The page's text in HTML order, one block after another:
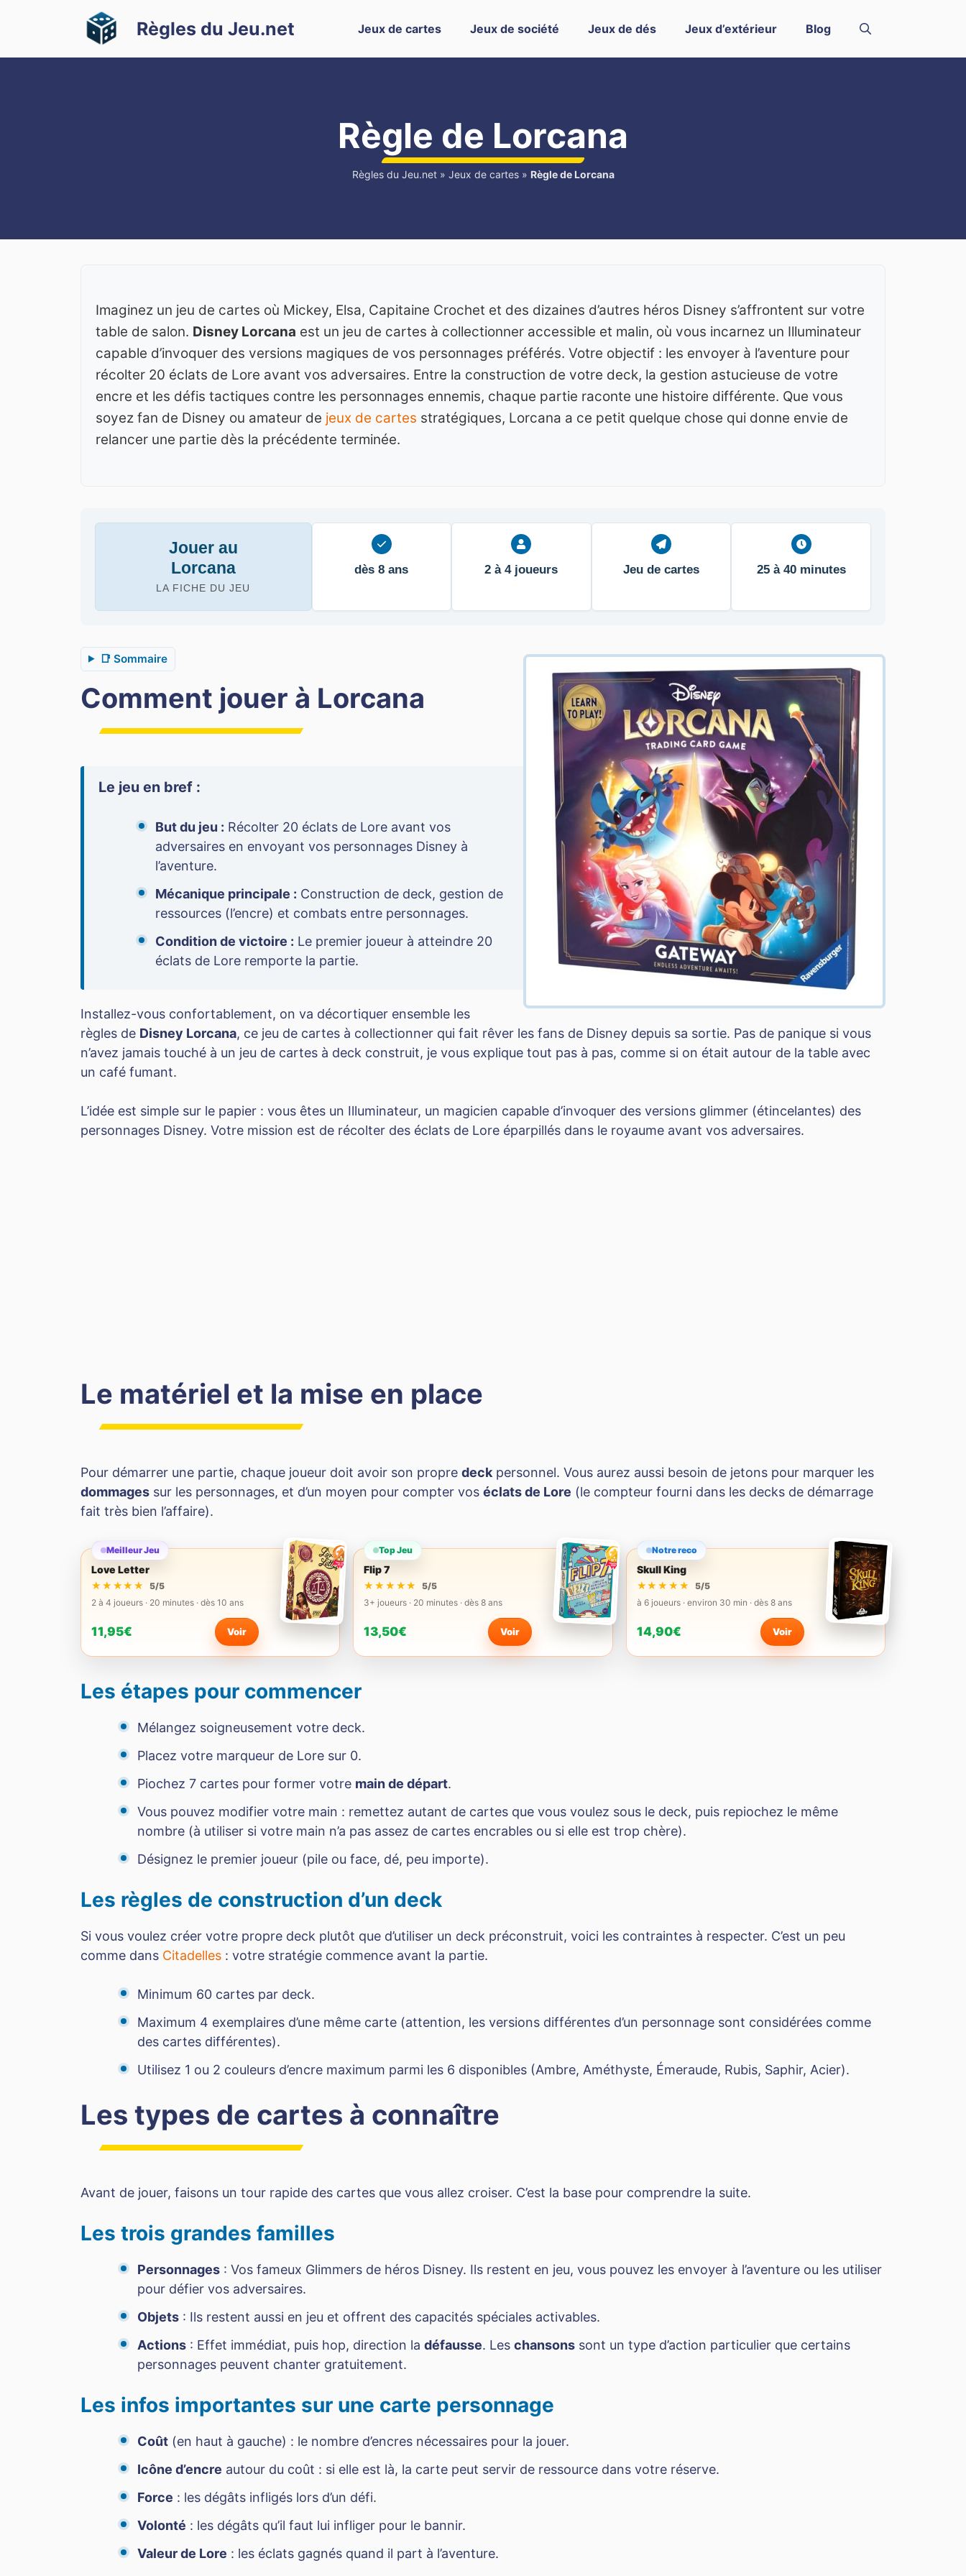
Règles du Jeu.net Jeux de cartes Jeux de société Jeux de dés Jeux d’extérieur Blog
Règle de Lorcana
Règles du Jeu.net» Jeux de cartes» Règle de Lorcana
Imaginez un jeu de cartes où Mickey, Elsa, Capitaine Crochet et des dizaines d’autres héros Disney s’affrontent sur votre
table de salon. Disney Lorcana est un jeu de cartes à collectionner accessible et malin, où vous incarnez un Illuminateur
capable d’invoquer des versions magiques de vos personnages préférés. Votre objectif : les envoyer à l’aventure pour
récolter 20 éclats de Lore avant vos adversaires. Entre la construction de votre deck, la gestion astucieuse de votre
encre et les défis tactiques contre les personnages ennemis, chaque partie raconte une histoire différente. Que vous
soyez fan de Disney ou amateur de jeux de cartes stratégiques, Lorcana a ce petit quelque chose qui donne envie de
relancer une partie dès la précédente terminée.
Jouer au
Lorcana
LA FICHE DU JEU
dès 8 ans 2 à 4 joueurs Jeu de cartes 25 à 40 minutes
📑 Sommaire
Comment jouer à Lorcana
Le jeu en bref :
But du jeu : Récolter 20 éclats de Lore avant vos
adversaires en envoyant vos personnages Disney à
l’aventure.
Mécanique principale : Construction de deck, gestion de
ressources (l’encre) et combats entre personnages.
Condition de victoire : Le premier joueur à atteindre 20
éclats de Lore remporte la partie.
Installez-vous confortablement, on va décortiquer ensemble les
règles de Disney Lorcana, ce jeu de cartes à collectionner qui fait rêver les fans de Disney depuis sa sortie. Pas de panique si vous
n’avez jamais touché à un jeu de cartes à deck construit, je vous explique tout pas à pas, comme si on était autour de la table avec
un café fumant.
L’idée est simple sur le papier : vous êtes un Illuminateur, un magicien capable d’invoquer des versions glimmer (étincelantes) des
personnages Disney. Votre mission est de récolter des éclats de Lore éparpillés dans le royaume avant vos adversaires.
Le matériel et la mise en place
Pour démarrer une partie, chaque joueur doit avoir son propre deck personnel. Vous aurez aussi besoin de jetons pour marquer les
dommages sur les personnages, et d’un moyen pour compter vos éclats de Lore (le compteur fourni dans les decks de démarrage
fait très bien l’affaire).
Meilleur Jeu
Love Letter
★★★★★
★★★★★
5/5
2 à 4 joueurs · 20 minutes · dès 10 ans
11,95€ Voir
Top Jeu
Flip 7
★★★★★
★★★★★
5/5
3+ joueurs · 20 minutes · dès 8 ans
13,50€ Voir
Notre reco
Skull King
★★★★★
★★★★★
5/5
à 6 joueurs · environ 30 min · dès 8 ans
14,90€ Voir
Les étapes pour commencer
Mélangez soigneusement votre deck.
Placez votre marqueur de Lore sur 0.
Piochez 7 cartes pour former votre main de départ.
Vous pouvez modifier votre main : remettez autant de cartes que vous voulez sous le deck, puis repiochez le même
nombre (à utiliser si votre main n’a pas assez de cartes encrables ou si elle est trop chère).
Désignez le premier joueur (pile ou face, dé, peu importe).
Les règles de construction d’un deck
Si vous voulez créer votre propre deck plutôt que d’utiliser un deck préconstruit, voici les contraintes à respecter. C’est un peu
comme dans Citadelles : votre stratégie commence avant la partie.
Minimum 60 cartes par deck.
Maximum 4 exemplaires d’une même carte (attention, les versions différentes d’un personnage sont considérées comme
des cartes différentes).
Utilisez 1 ou 2 couleurs d’encre maximum parmi les 6 disponibles (Ambre, Améthyste, Émeraude, Rubis, Saphir, Acier).
Les types de cartes à connaître
Avant de jouer, faisons un tour rapide des cartes que vous allez croiser. C’est la base pour comprendre la suite.
Les trois grandes familles
Personnages : Vos fameux Glimmers de héros Disney. Ils restent en jeu, vous pouvez les envoyer à l’aventure ou les utiliser
pour défier vos adversaires.
Objets : Ils restent aussi en jeu et offrent des capacités spéciales activables.
Actions : Effet immédiat, puis hop, direction la défausse. Les chansons sont un type d’action particulier que certains
personnages peuvent chanter gratuitement.
Les infos importantes sur une carte personnage
Coût (en haut à gauche) : le nombre d’encres nécessaires pour la jouer.
Icône d’encre autour du coût : si elle est là, la carte peut servir de ressource dans votre réserve.
Force : les dégâts infligés lors d’un défi.
Volonté : les dégâts qu’il faut lui infliger pour le bannir.
Valeur de Lore : les éclats gagnés quand il part à l’aventure.